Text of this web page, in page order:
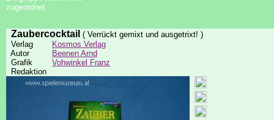
zugeordnet
Zaubercocktail ( Verrückt gemixt und ausgetrixt! )
Verlag
Kosmos Verlag
Autor
Beenen Arnd
Grafik
Vohwinkel Franz
Redaktion